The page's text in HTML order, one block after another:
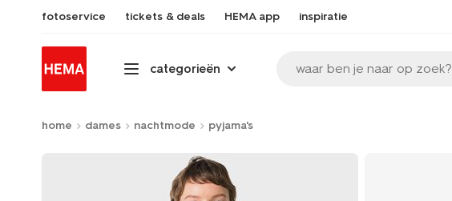
fotoservice tickets & deals HEMA app inspiratie
categorieën waar ben je naar op zoek?
home dames nachtmode pyjama's